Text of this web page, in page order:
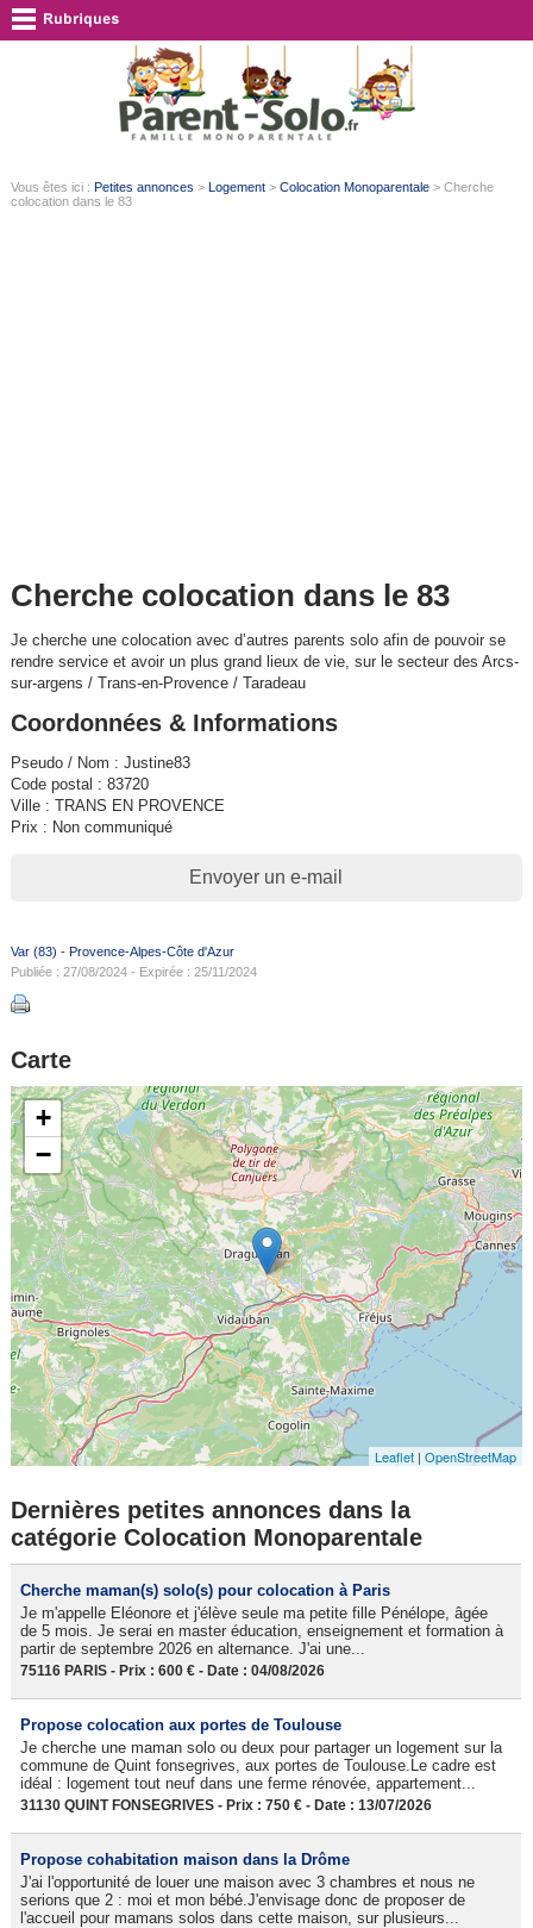
Vous êtes ici : Petites annonces > Logement> Colocation Monoparentale> Cherche
colocation dans le 83
Cherche colocation dans le 83
Je cherche une colocation avec d’autres parents solo afin de pouvoir se
rendre service et avoir un plus grand lieux de vie, sur le secteur des Arcs-
sur-argens / Trans-en-Provence / Taradeau
Coordonnées & Informations
Pseudo / Nom : Justine83
Code postal : 83720
Ville : TRANS EN PROVENCE
Prix : Non communiqué
Envoyer un e-mail
Var (83) - Provence-Alpes-Côte d'Azur
Publiée : 27/08/2024 - Expirée : 25/11/2024
Carte
+
−
Leaflet |OpenStreetMap
Dernières petites annonces dans la
catégorie Colocation Monoparentale
Cherche maman(s) solo(s) pour colocation à Paris
Je m'appelle Eléonore et j'élève seule ma petite fille Pénélope, âgée
de 5 mois. Je serai en master éducation, enseignement et formation à
partir de septembre 2026 en alternance. J'ai une...
75116 PARIS - Prix : 600 € - Date : 04/08/2026
Propose colocation aux portes de Toulouse
Je cherche une maman solo ou deux pour partager un logement sur la
commune de Quint fonsegrives, aux portes de Toulouse.Le cadre est
idéal : logement tout neuf dans une ferme rénovée, appartement...
31130 QUINT FONSEGRIVES - Prix : 750 € - Date : 13/07/2026
Propose cohabitation maison dans la Drôme
J'ai l'opportunité de louer une maison avec 3 chambres et nous ne
serions que 2 : moi et mon bébé.J'envisage donc de proposer de
l'accueil pour mamans solos dans cette maison, sur plusieurs...